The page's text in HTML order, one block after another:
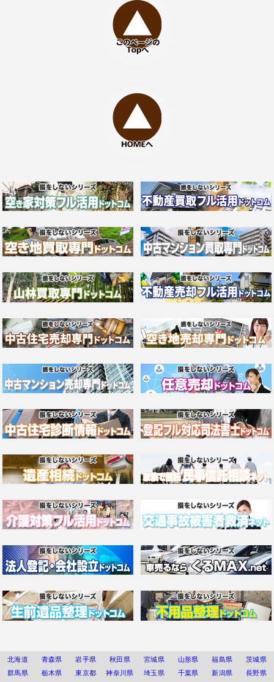
北海道 青森県 岩手県 秋田県 宮城県 山形県 福島県
茨城県
群馬県
栃木県 東京都 神奈川県 埼玉県 千葉県 新潟県
長野県